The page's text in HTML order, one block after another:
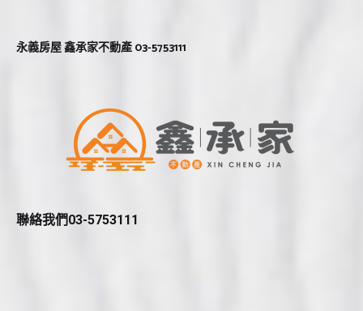
永義房屋 鑫承家不動產 03-5753111
聯絡我們03-5753111